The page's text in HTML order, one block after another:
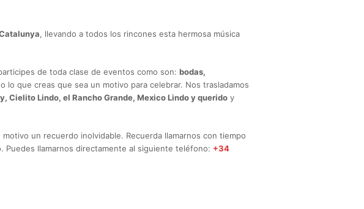
, llevando a todos los rincones esta hermosa música
de toda clase de eventos como son: bodas,
lo que creas que sea un motivo para celebrar. Nos trasladamos
Cielito Lindo, el Rancho Grande, Mexico Lindo y querido y
un recuerdo inolvidable. Recuerda llamarnos con tiempo
Puedes llamarnos directamente al siguiente teléfono: +34